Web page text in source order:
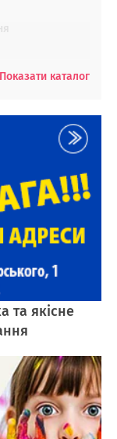
Показати каталог
та якісне